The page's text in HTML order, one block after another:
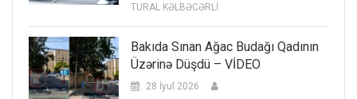
TURAL KƏLBƏCƏRLİ
Bakıda Sınan Ağac Budağı Qadının
Üzərinə Düşdü – VİDEO
28 İyul 2026